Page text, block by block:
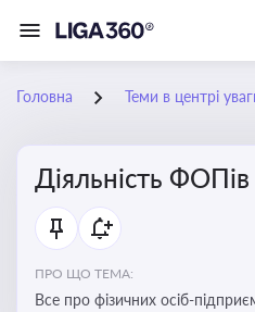
Головна Теми в центрі
Діяльність ФОПів
ПРО ЩО ТЕМА:
Все про фізичних осіб-